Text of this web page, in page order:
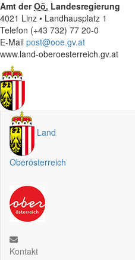
Amt derOö. Landesregierung
4021 Linz • Landhausplatz 1
Telefon (+43 732) 77 20-0
E-Mail post@ooe.gv.at
www.land-oberoesterreich.gv.at
Land
Oberösterreich
Kontakt